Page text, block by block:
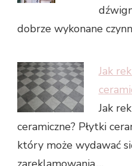
dobrze wykonane
Jak
Jak
ceramiczne? Płytki
który może wydawać